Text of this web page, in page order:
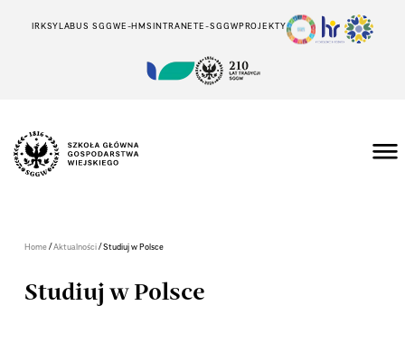
IRKSYLABUS SGGWE-HMSINTRANETE-SGGWPROJEKTY
Home/Aktualności/Studiuj w Polsce
Studiuj w Polsce